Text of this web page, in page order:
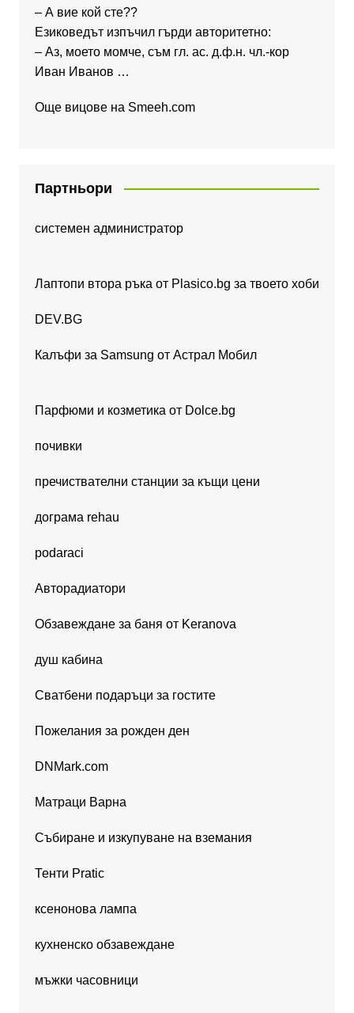
– А вие кой сте??
Езиковедът изпъчил гърди авторитетно:
– Аз, моето момче, съм гл. ас. д.ф.н. чл.-кор
Иван Иванов …
Още вицове на Smeeh.com
Партньори
системен администратор
Лаптопи втора ръка от Plasico.bg за твоето хоби
DEV.BG
Калъфи за Samsung от Астрал Мобил
Парфюми и козметика от Dolce.bg
почивки
пречиствателни станции за къщи цени
дограма rehau
podaraci
Авторадиатори
Обзавеждане за баня от Keranova
душ кабина
Сватбени подаръци за гостите
Пожелания за рожден ден
DNMark.com
Матраци Варна
Събиране и изкупуване на вземания
Тенти Pratic
ксенонова лампа
кухненско обзавеждане
мъжки часовници